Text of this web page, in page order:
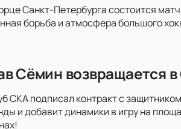
Санкт-Петербурга состоится
борьба и атмосфера большого
Сёмин возвращается
СКА подписал контракт с
и добавит динамики в игру на